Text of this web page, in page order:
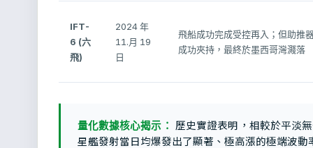
IFT-
6 (六
飛)
2024 年
11.月 19
日
飛船成功完成受控再入；但助推
成功夾持，最終於墨西哥灣濺落
量化數據核心揭示：
歷史實證表明，相較於平淡
星艦發射當日均爆發出了顯著、極高漲的極端波動